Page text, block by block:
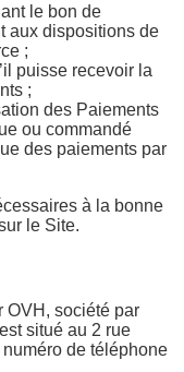
le bon de
aux dispositions de
;
puisse recevoir la
;
des Paiements
ou commandé
des paiements par
à la bonne
le Site.
OVH, société par
situé au 2 rue
de téléphone